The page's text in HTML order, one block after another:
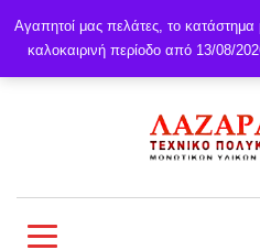
Αγαπητοί μας πελάτες, το κατάστημα
καλοκαιρινή περίοδο από 13/08/